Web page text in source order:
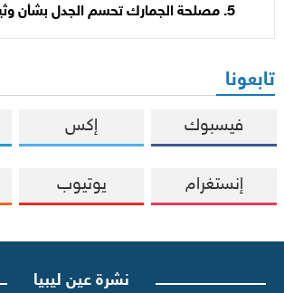
مصلحة الجمارك تحسم الجدل بشأن
تابعونا
فيسبوك إكس
إنستغرام يوتيوب
نشرة عين ليبيا